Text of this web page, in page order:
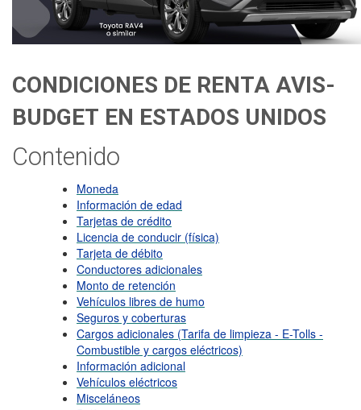
CONDICIONES DE RENTA AVIS-
BUDGET EN ESTADOS UNIDOS
Contenido
Moneda
Información de edad
Tarjetas de crédito
Licencia de conducir (física)
Tarjeta de débito
Conductores adicionales
Monto de retención
Vehículos libres de humo
Seguros y coberturas
Cargos adicionales (Tarifa de limpieza - E-Tolls -
Combustible y cargos eléctricos)
Información adicional
Vehículos eléctricos
Misceláneos